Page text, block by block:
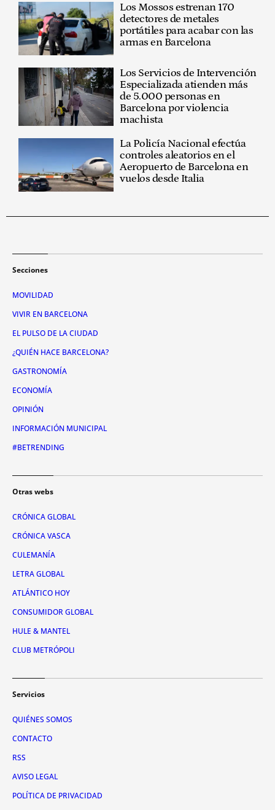
Los Mossos estrenan 170
detectores de metales
portátiles para acabar con las
armas en Barcelona
Los Servicios de Intervención
Especializada atienden más
de 5.000 personas en
Barcelona por violencia
machista
La Policía Nacional efectúa
controles aleatorios en el
Aeropuerto de Barcelona en
vuelos desde Italia
Secciones
MOVILIDAD
VIVIR EN BARCELONA
EL PULSO DE LA CIUDAD
¿QUIÉN HACE BARCELONA?
GASTRONOMÍA
ECONOMÍA
OPINIÓN
INFORMACIÓN MUNICIPAL
#BETRENDING
Otras webs
CRÓNICA GLOBAL
CRÓNICA VASCA
CULEMANÍA
LETRA GLOBAL
ATLÁNTICO HOY
CONSUMIDOR GLOBAL
HULE & MANTEL
CLUB METRÓPOLI
Servicios
QUIÉNES SOMOS
CONTACTO
RSS
AVISO LEGAL
POLÍTICA DE PRIVACIDAD